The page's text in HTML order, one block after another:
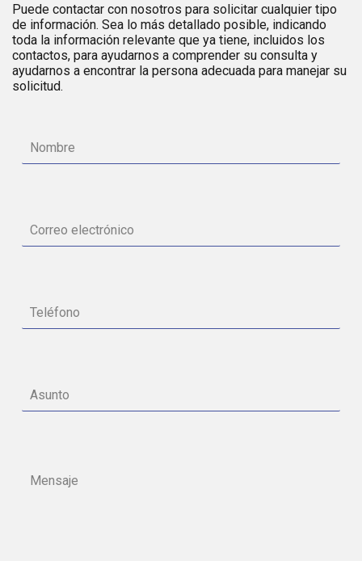
Puede contactar con nosotros para solicitar cualquier tipo
de información. Sea lo más detallado posible, indicando
toda la información relevante que ya tiene, incluidos los
contactos, para ayudarnos a comprender su consulta y
ayudarnos a encontrar la persona adecuada para manejar su
solicitud.